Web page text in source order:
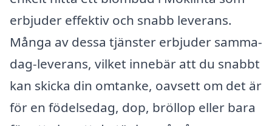
erbjuder effektiv och snabb leverans.
Många av dessa tjänster erbjuder samma-
dag-leverans, vilket innebär att du snabbt
kan skicka din omtanke, oavsett om det är
för en födelsedag, dop, bröllop eller bara